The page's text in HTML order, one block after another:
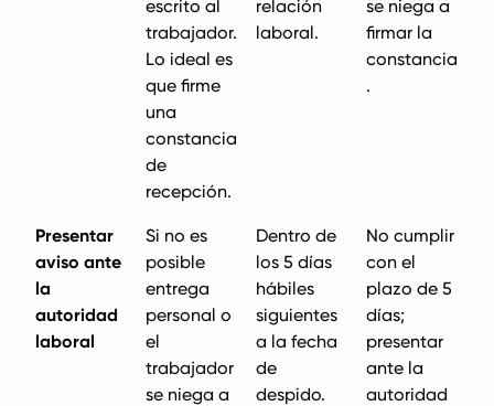
escrito al
trabajador.
Lo ideal es
que firme
una
constancia
de
recepción.
relación
laboral.
se niega a
firmar la
constancia
.
Presentar
aviso ante
la
autoridad
laboral
Si no es
posible
entrega
personal o
el
trabajador
se niega a
Dentro de
los 5 días
hábiles
siguientes
a la fecha
de
despido.
No cumplir
con el
plazo de 5
días;
presentar
ante la
autoridad